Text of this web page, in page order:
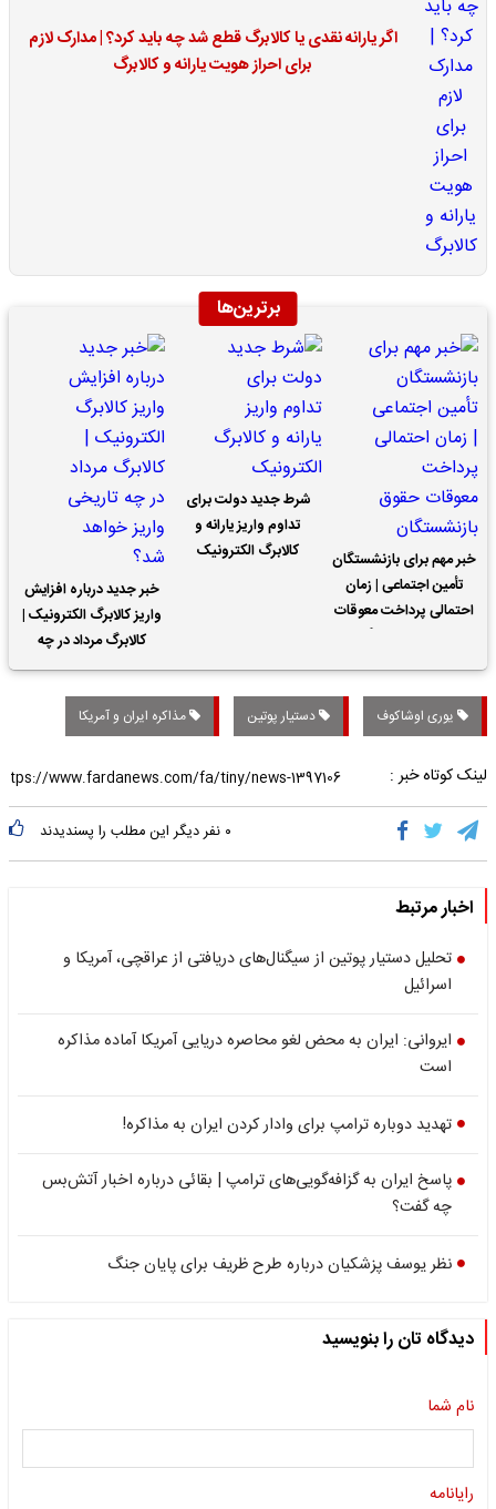
اگر یارانه نقدی یا کالابرگ قطع شد چه باید کرد؟ | مدارک لازم
برای احراز هویت یارانه و کالابرگ
برترین‌ها
خبر مهم برای بازنشستگان
تأمین اجتماعی | زمان
احتمالی پرداخت معوقات
شرط جدید دولت برای
تداوم واریز یارانه و
کالابرگ الکترونیک
خبر جدید درباره افزایش
واریز کالابرگ الکترونیک |
کالابرگ مرداد در چه
تاریخی واریز خواهد شد؟
یوری اوشاکوف دستیار پوتین مذاکره ایران و آمریکا
لینک کوتاه خبر :
۰ نفر دیگر این مطلب را پسندیدند
اخبار مرتبط
تحلیل دستیار پوتین از سیگنال‌های دریافتی از عراقچی، آمریکا و
اسرائیل
ایروانی: ایران به محض لغو محاصره دریایی آمریکا آماده مذاکره
است
تهدید دوباره ترامپ برای وادار کردن ایران به مذاکره!
پاسخ ایران به گزافه‌گویی‌های ترامپ | بقائی درباره اخبار آتش‌بس
چه گفت؟
نظر یوسف پزشکیان درباره طرح ظریف برای پایان جنگ
دیدگاه تان را بنویسید
نام شما
رایانامه